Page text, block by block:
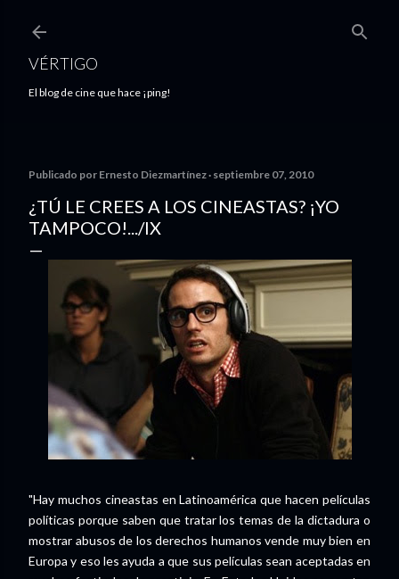
VÉRTIGO
El blog de cine que hace ¡ping!
Publicado por Ernesto Diezmartínez septiembre 07, 2010
¿TÚ LE CREES A LOS CINEASTAS? ¡YO
TAMPOCO!.../IX
"Hay muchos cineastas en Latinoamérica que hacen películas
políticas porque saben que tratar los temas de la dictadura o
mostrar abusos de los derechos humanos vende muy bien en
Europa y eso les ayuda a que sus películas sean aceptadas en